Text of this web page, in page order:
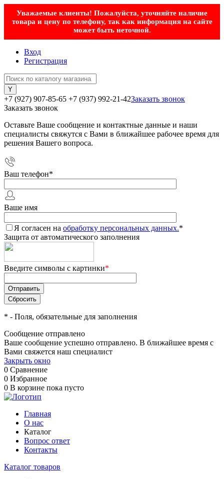
Уважаемые клиенты! Пожалуйста, уточняйте наличие
товара и цену по телефону, так как информация на сайте
может быть неточной.
Вход
Регистрация
+7 (927) 907-85-65 +7 (937) 992-21-42Заказать звонок
Заказать звонок
Оставьте Ваше сообщение и контактные данные и наши
специалисты свяжутся с Вами в ближайшее рабочее время для
решения Вашего вопроса.
Ваш телефон*
Ваше имя
Я согласен на обработку персональных данных.*
Защита от автоматического заполнения
Введите символы с картинки*
* - Поля, обязательные для заполнения
Сообщение отправлено
Ваше сообщение успешно отправлено. В ближайшее время с
Вами свяжется наш специалист
Закрыть окно
0 Сравнение
0 Избранное
0 В корзине пока пусто
Главная
О нас
Каталог
Вопрос ответ
Контакты
Каталог товаров